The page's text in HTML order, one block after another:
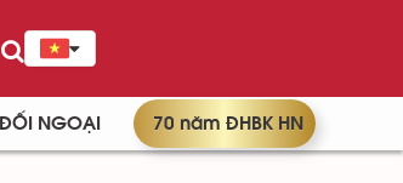
NGOẠI 70 năm ĐHBK HN